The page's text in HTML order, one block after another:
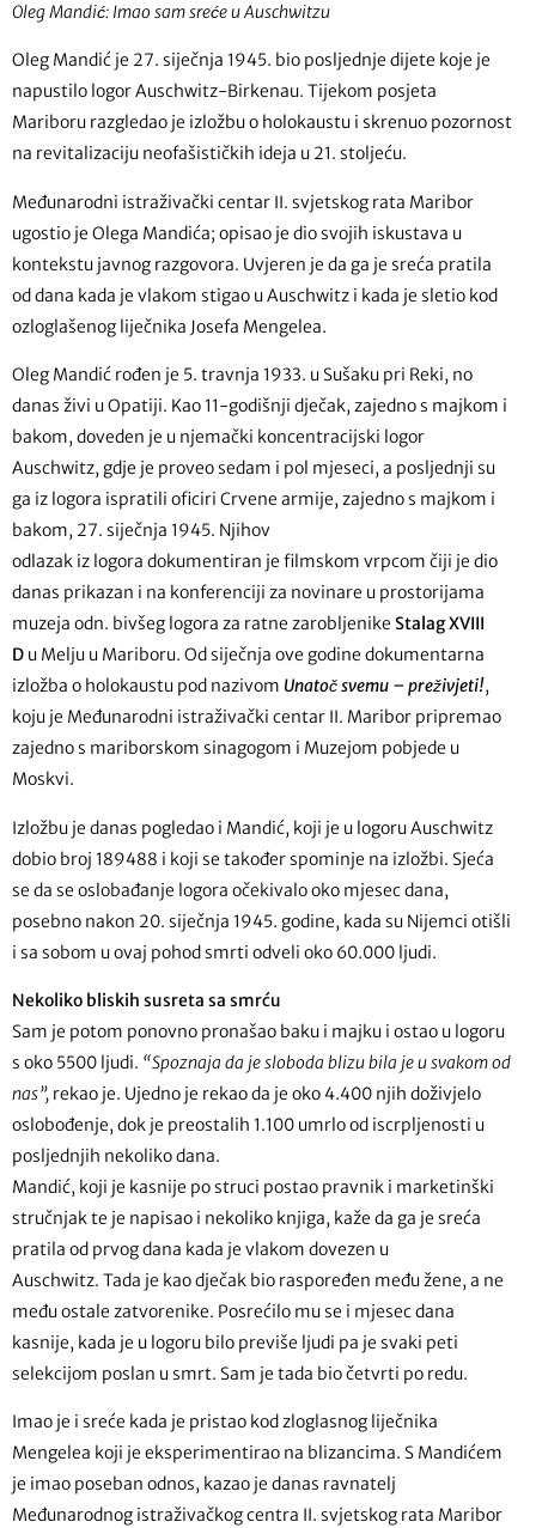
Oleg Mandić: Imao sam sreće u Auschwitzu
Oleg Mandić je 27. siječnja 1945. bio posljednje dijete koje je
napustilo logor Auschwitz-Birkenau. Tijekom posjeta
Mariboru razgledao je izložbu o holokaustu i skrenuo pozornost
na revitalizaciju neofašističkih ideja u 21. stoljeću.
Međunarodni istraživački centar II. svjetskog rata Maribor
ugostio je Olega Mandića; opisao je dio svojih iskustava u
kontekstu javnog razgovora. Uvjeren je da ga je sreća pratila
od dana kada je vlakom stigao u Auschwitz i kada je sletio kod
ozloglašenog liječnika Josefa Mengelea.
Oleg Mandić rođen je 5. travnja 1933. u Sušaku pri Reki, no
danas živi u Opatiji. Kao 11-godišnji dječak, zajedno s majkom i
bakom, doveden je u njemački koncentracijski logor
Auschwitz, gdje je proveo sedam i pol mjeseci, a posljednji su
ga iz logora ispratili oficiri Crvene armije, zajedno s majkom i
bakom, 27. siječnja 1945. Njihov
odlazak iz logora dokumentiran je filmskom vrpcom čiji je dio
danas prikazan i na konferenciji za novinare u prostorijama
muzeja odn. bivšeg logora za ratne zarobljenike Stalag XVIII
D u Melju u Mariboru. Od siječnja ove godine dokumentarna
izložba o holokaustu pod nazivom Unatoč svemu – preživjeti!,
koju je Međunarodni istraživački centar II. Maribor pripremao
zajedno s mariborskom sinagogom i Muzejom pobjede u
Moskvi.
Izložbu je danas pogledao i Mandić, koji je u logoru Auschwitz
dobio broj 189488 i koji se također spominje na izložbi. Sjeća
se da se oslobađanje logora očekivalo oko mjesec dana,
posebno nakon 20. siječnja 1945. godine, kada su Nijemci otišli
i sa sobom u ovaj pohod smrti odveli oko 60.000 ljudi.
Nekoliko bliskih susreta sa smrću
Sam je potom ponovno pronašao baku i majku i ostao u logoru
s oko 5500 ljudi. “Spoznaja da je sloboda blizu bila je u svakom od
nas”, rekao je. Ujedno je rekao da je oko 4.400 njih doživjelo
oslobođenje, dok je preostalih 1.100 umrlo od iscrpljenosti u
posljednjih nekoliko dana.
Mandić, koji je kasnije po struci postao pravnik i marketinški
stručnjak te je napisao i nekoliko knjiga, kaže da ga je sreća
pratila od prvog dana kada je vlakom dovezen u
Auschwitz. Tada je kao dječak bio raspoređen među žene, a ne
među ostale zatvorenike. Posrećilo mu se i mjesec dana
kasnije, kada je u logoru bilo previše ljudi pa je svaki peti
selekcijom poslan u smrt. Sam je tada bio četvrti po redu.
Imao je i sreće kada je pristao kod zloglasnog liječnika
Mengelea koji je eksperimentirao na blizancima. S Mandićem
je imao poseban odnos, kazao je danas ravnatelj
Međunarodnog istraživačkog centra II. svjetskog rata Maribor